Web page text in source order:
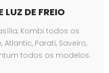
DE FREIO
Kombi todos os
Parati, Saveiro,
todos os modelos.